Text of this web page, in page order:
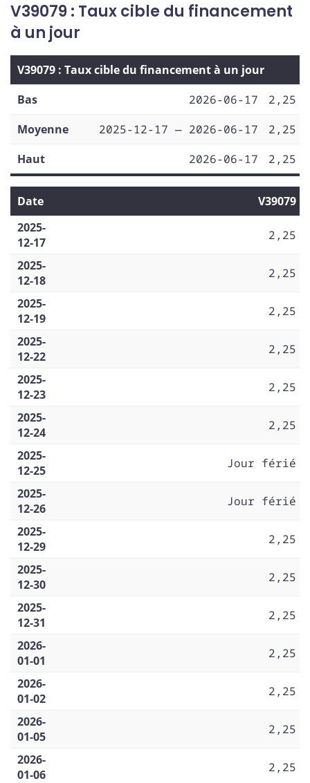
V39079 : Taux cible du financement
à un jour
V39079 : Taux cible du financement à un jour
Bas
2026-06-17
2,25
Moyenne
2025-12-17 — 2026-06-17
2,25
Haut
2026-06-17 2,25
Date
V39079
2025-
12-17
2,25
2025-
12-18
2,25
2025-
12-19
2,25
2025-
12-22
2,25
2025-
12-23
2,25
2025-
12-24
2,25
2025-
12-25
Jour férié
2025-
12-26
Jour férié
2025-
12-29
2,25
2025-
12-30
2,25
2025-
12-31
2,25
2026-
01-01
2,25
2026-
01-02
2,25
2026-
01-05
2,25
2026-
01-06
2,25